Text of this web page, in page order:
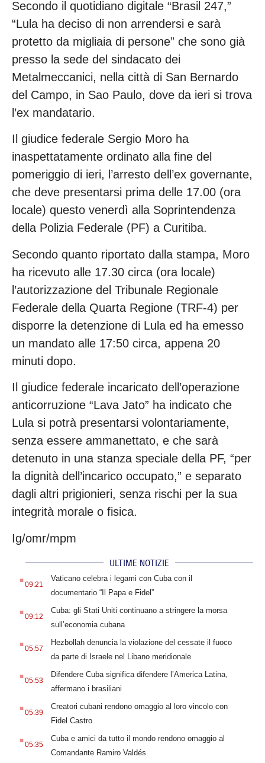
Secondo il quotidiano digitale “Brasil 247,”
“Lula ha deciso di non arrendersi e sarà
protetto da migliaia di persone” che sono già
presso la sede del sindacato dei
Metalmeccanici, nella città di San Bernardo
del Campo, in Sao Paulo, dove da ieri si trova
l’ex mandatario.
Il giudice federale Sergio Moro ha
inaspettatamente ordinato alla fine del
pomeriggio di ieri, l’arresto dell’ex governante,
che deve presentarsi prima delle 17.00 (ora
locale) questo venerdì alla Soprintendenza
della Polizia Federale (PF) a Curitiba.
Secondo quanto riportato dalla stampa, Moro
ha ricevuto alle 17.30 circa (ora locale)
l’autorizzazione del Tribunale Regionale
Federale della Quarta Regione (TRF-4) per
disporre la detenzione di Lula ed ha emesso
un mandato alle 17:50 circa, appena 20
minuti dopo.
Il giudice federale incaricato dell’operazione
anticorruzione “Lava Jato” ha indicato che
Lula si potrà presentarsi volontariamente,
senza essere ammanettato, e che sarà
detenuto in una stanza speciale della PF, “per
la dignità dell’incarico occupato,” e separato
dagli altri prigionieri, senza rischi per la sua
integrità morale o fisica.
Ig/omr/mpm
ULTIME NOTIZIE
.09:21
Vaticano celebra i legami con Cuba con il
documentario “Il Papa e Fidel”
.09:12
Cuba: gli Stati Uniti continuano a stringere la morsa
sull’economia cubana
.05:57
Hezbollah denuncia la violazione del cessate il fuoco
da parte di Israele nel Libano meridionale
.05:53
Difendere Cuba significa difendere l’America Latina,
affermano i brasiliani
.05:39
Creatori cubani rendono omaggio al loro vincolo con
Fidel Castro
.05:35
Cuba e amici da tutto il mondo rendono omaggio al
Comandante Ramiro Valdés